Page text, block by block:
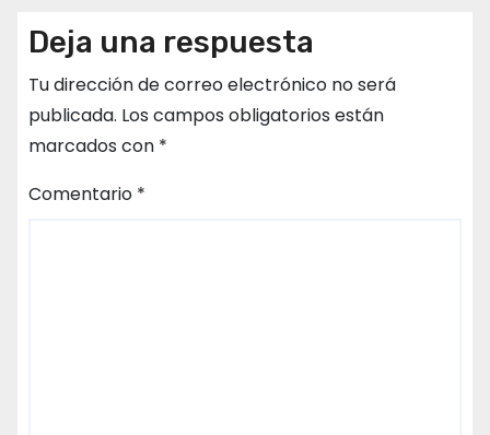
Deja una respuesta
Tu dirección de correo electrónico no será
publicada. Los campos obligatorios están
marcados con *
Comentario *